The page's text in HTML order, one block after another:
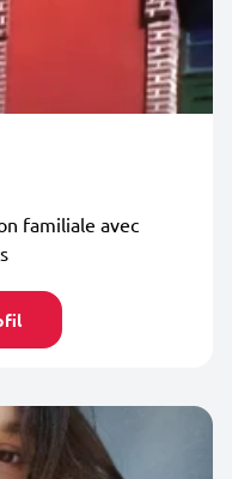
familiale avec